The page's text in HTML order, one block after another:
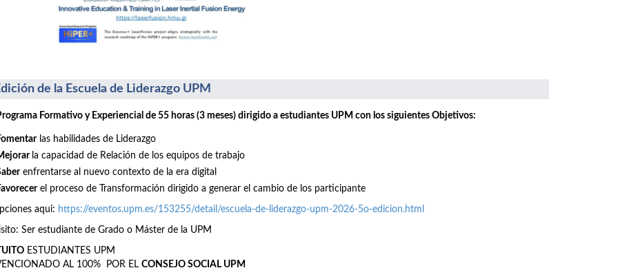
de la Escuela de Liderazgo UPM
Formativo y Experiencial de 55 horas (3 meses) dirigido a estudiantes UPM con los siguientes Objetivos:
las habilidades de Liderazgo
la capacidad de Relación de los equipos de trabajo
enfrentarse al nuevo contexto de la era digital
el proceso de Transformación dirigido a generar el cambio de los participante
aqui: https://eventos.upm.es/153255/detail/escuela-de-liderazgo-upm-2026-5o-edicion.html
Ser estudiante de Grado o Máster de la UPM
ESTUDIANTES UPM
AL 100% POR EL CONSEJO SOCIAL UPM